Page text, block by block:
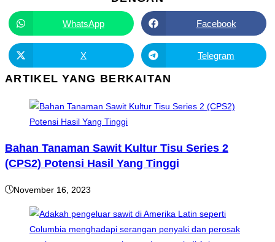
THIS
CONTENT
Opens
in
a
new
window
WhatsApp
Opens
in
a
new
window
Facebook
Opens
in
a
new
X
Opens
in
Telegram
ARTIKEL YANG BERKAITAN
Bahan Tanaman Sawit Kultur Tisu Series 2
(CPS2) Potensi Hasil Yang Tinggi
November 16, 2023